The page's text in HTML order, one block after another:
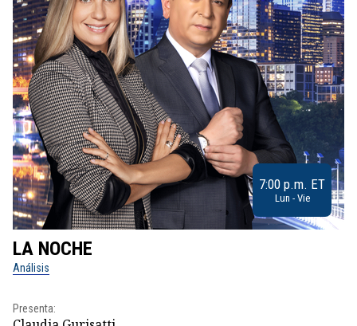
7:00 p.m. ET
Lun - Vie
LA NOCHE
Análisis
Presenta: